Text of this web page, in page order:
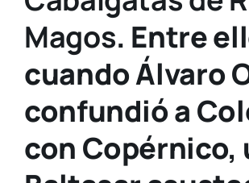
Magos. Entre
cuando Álvaro
confundió a
con Copérnico,